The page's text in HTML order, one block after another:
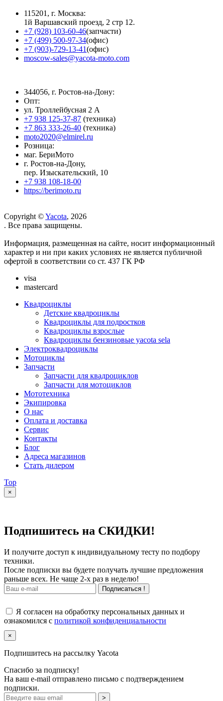
115201, г. Москва:
1й Варшавский проезд, 2 стр 12.
+7 (928) 103-60-46(запчасти)
+7 (499) 500-97-34(офис)
+7 (903)-729-13-41(офис)
moscow-sales@yacota-moto.com
344056, г. Ростов-на-Дону:
Опт:
ул. Троллейбусная 2 А
+7 938 125-37-87 (техника)
+7 863 333-26-40 (техника)
moto2020@elmirel.ru
Розница:
маг. БериМото
г. Ростов-на-Дону,
пер. Изыскательский, 10
+7 938 108-18-00
https://berimoto.ru
Copyright ©Yacota, 2026
. Все права защищены.
Информация, размещенная на сайте, носит информационный
характер и ни при каких условиях не является публичной
офертой в соответствии со ст. 437 ГК РФ
visa
mastercard
Квадроциклы
Детские квадроциклы
Квадроциклы для подростков
Квадроциклы взрослые
Квадроциклы бензиновые yacota sela
Электроквадроциклы
Мотоциклы
Запчасти
Запчасти для квадроциклов
Запчасти для мотоциклов
Мототехника
Экипировка
О нас
Оплата и доставка
Сервис
Контакты
Блог
Адреса магазинов
Стать дилером
Top
×
Подпишитесь на СКИДКИ!
И получите доступ к индивидуальному тесту по подбору
техники.
После подписки вы будете получать лучшие предложения
раньше всех. Не чаще 2-х раз в неделю!
Подписаться !
Я согласен на обработку персональных данных и
ознакомился с политикой конфиденциальности
×
Подпишитесь на рассылку Yacota
Спасибо за подписку!
На ваш e-mail отправлено письмо с подтверждением
подписки.
>